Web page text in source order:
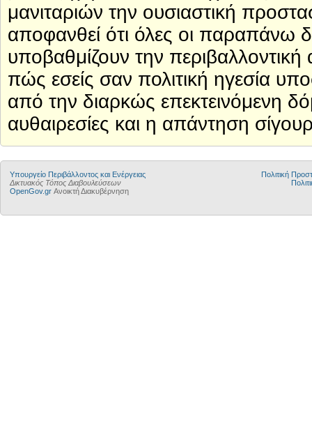
μανιταριών την ουσιαστική
αποφανθεί ότι όλες οι παραπάνω
υποβαθμίζουν την περιβαλλοντική
πώς εσείς σαν πολιτική ηγεσία
από την διαρκώς επεκτεινόμενη
αυθαιρεσίες και η απάντηση
Yπουργείο Περιβάλλοντος και Ενέργειας
Δικτυακός Τόπος Διαβουλεύσεων
OpenGov.gr Ανοικτή Διακυβέρνηση
Πολιτική